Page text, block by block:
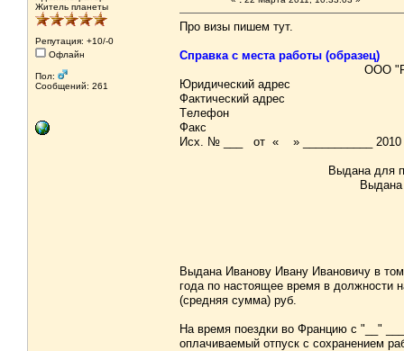
Житель планеты
Репутация: +10/-0
Офлайн
Пол:
Сообщений: 261
Про визы пишем тут.
Справка с места работы (образец)
ООО
Юридический адрес
Фактический адрес
Tелефон
Факс
Исх. № ___ от « » ___________ 2010
Выдана для
Выдана
Выдана Иванову Ивану Ивановичу в
года по настоящее время в должности
(средняя сумма) руб.
На время поездки во Францию с "__"
оплачиваемый отпуск с сохранением